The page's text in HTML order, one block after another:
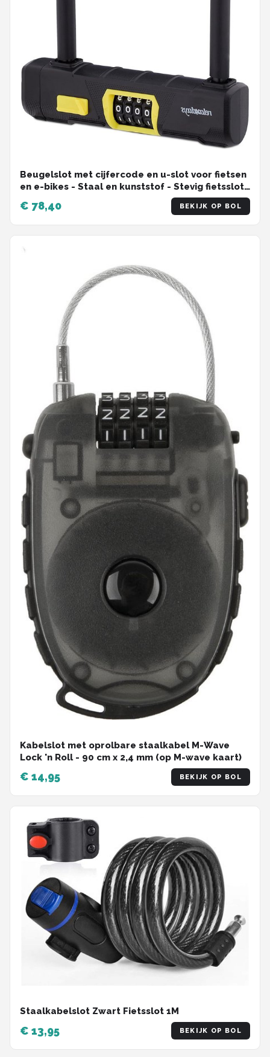
Beugelslot met cijfercode en u-slot voor fietsen
en e-bikes - Staal en kunststof - Stevig fietsslot
€ 78,40 BEKIJK OP BOL
Kabelslot met oprolbare staalkabel M-Wave
Lock 'n Roll - 90 cm x 2,4 mm (op M-wave kaart)
€ 14,95 BEKIJK OP BOL
Staalkabelslot Zwart Fietsslot 1M
€ 13,95 BEKIJK OP BOL